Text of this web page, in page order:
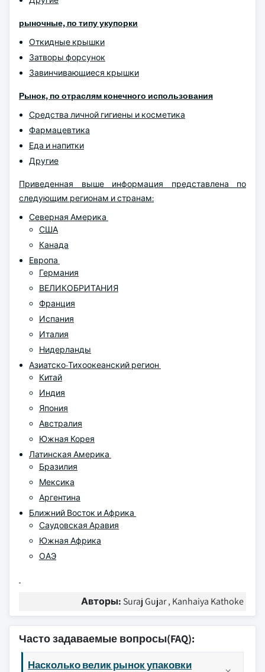
рыночные, по типу укупорки
Откидные крышки
Затворы форсунок
Завинчивающиеся крышки
Рынок, по отраслям конечного использования
Средства личной гигиены и косметика
Фармацевтика
Еда и напитки
Другие
Приведенная выше информация представлена по
следующим регионам и странам:
Северная Америка
США
Канада
Европа
Германия
ВЕЛИКОБРИТАНИЯ
Франция
Испания
Италия
Нидерланды
Азиатско-Тихоокеанский регион
Китай
Индия
Япония
Австралия
Южная Корея
Латинская Америка
Бразилия
Мексика
Аргентина
Ближний Восток и Африка
Саудовская Аравия
Южная Африка
ОАЭ
Авторы: Suraj Gujar , Kanhaiya Kathoke
Часто задаваемые вопросы(FAQ):
Насколько велик рынок упаковки